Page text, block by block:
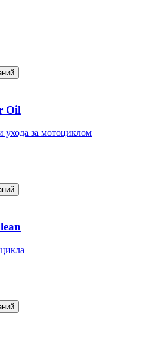
Oil
ухода за мотоциклом